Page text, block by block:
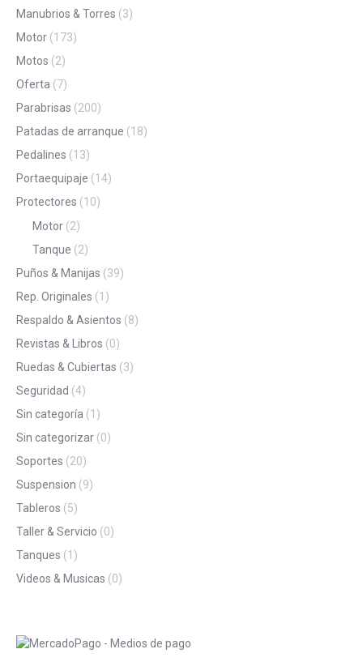
Manubrios & Torres (3)
Motor (173)
Motos (2)
Oferta (7)
Parabrisas (200)
Patadas de arranque (18)
Pedalines (13)
Portaequipaje (14)
Protectores (10)
Motor (2)
Tanque (2)
Puños & Manijas (39)
Rep. Originales (1)
Respaldo & Asientos (8)
Revistas & Libros (0)
Ruedas & Cubiertas (3)
Seguridad (4)
Sin categoría (1)
Sin categorizar (0)
Soportes (20)
Suspension (9)
Tableros (5)
Taller & Servicio (0)
Tanques (1)
Videos & Musicas (0)